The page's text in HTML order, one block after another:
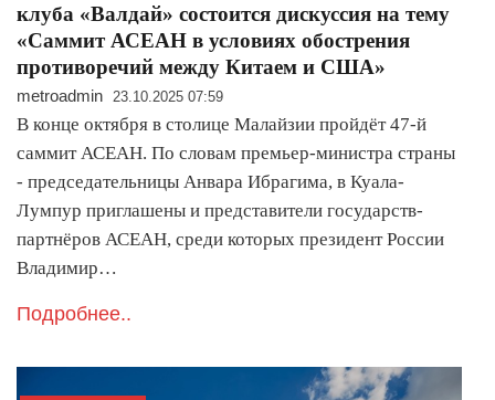
клуба «Валдай» состоится дискуссия на тему
«Саммит АСЕАН в условиях обострения
противоречий между Китаем и США»
metroadmin 23.10.2025 07:59
В конце октября в столице Малайзии пройдёт 47-й
саммит АСЕАН. По словам премьер-министра страны
- председательницы Анвара Ибрагима, в Куала-
Лумпур приглашены и представители государств-
партнёров АСЕАН, среди которых президент России
Владимир…
Подробнее..